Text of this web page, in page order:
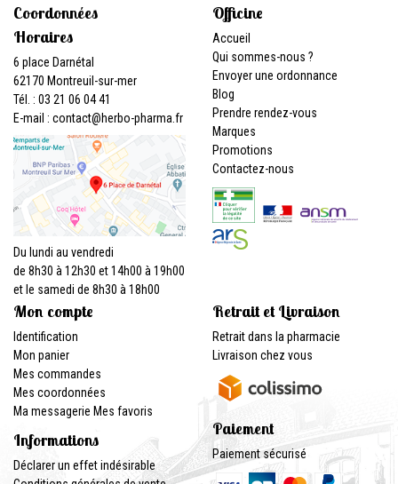
Coordonnées
Horaires
6 place Darnétal
62170 Montreuil-sur-mer
Tél. : 03 21 06 04 41
E-mail : contact@herbo-pharma.fr
Du lundi au vendredi
de 8h30 à 12h30 et 14h00 à 19h00
et le samedi de 8h30 à 18h00
Officine
Accueil
Qui sommes-nous ?
Envoyer une ordonnance
Blog
Prendre rendez-vous
Marques
Promotions
Contactez-nous
Mon compte
Identification
Mon panier
Mes commandes
Mes coordonnées
Ma messagerie Mes favoris
Informations
Déclarer un effet indésirable
Retrait et Livraison
Retrait dans la pharmacie
Livraison chez vous
Paiement
Paiement sécurisé